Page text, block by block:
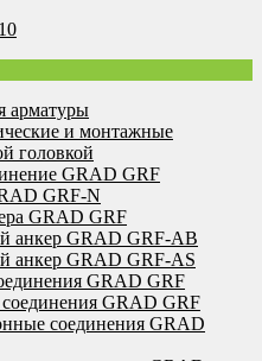
арматуры
и монтажные
головкой
GRAD GRF
GRF-N
GRAD GRF
анкер GRAD GRF-AB
анкер GRAD GRF-AS
GRAD GRF
GRAD GRF
соединения GRAD